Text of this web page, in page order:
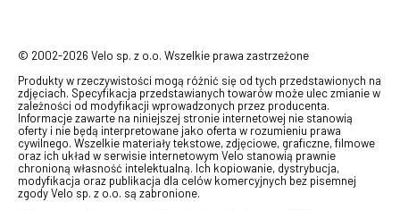
© 2002-2026 Velo sp. z o.o. Wszelkie prawa zastrzeżone
Produkty w rzeczywistości mogą różnić się od tych przedstawionych na
zdjęciach. Specyfikacja przedstawianych towarów może ulec zmianie w
zależności od modyfikacji wprowadzonych przez producenta.
Informacje zawarte na niniejszej stronie internetowej nie stanowią
oferty i nie będą interpretowane jako oferta w rozumieniu prawa
cywilnego. Wszelkie materiały tekstowe, zdjęciowe, graficzne, filmowe
oraz ich układ w serwisie internetowym Velo stanowią prawnie
chronioną własność intelektualną. Ich kopiowanie, dystrybucja,
modyfikacja oraz publikacja dla celów komercyjnych bez pisemnej
zgody Velo sp. z o.o. są zabronione.